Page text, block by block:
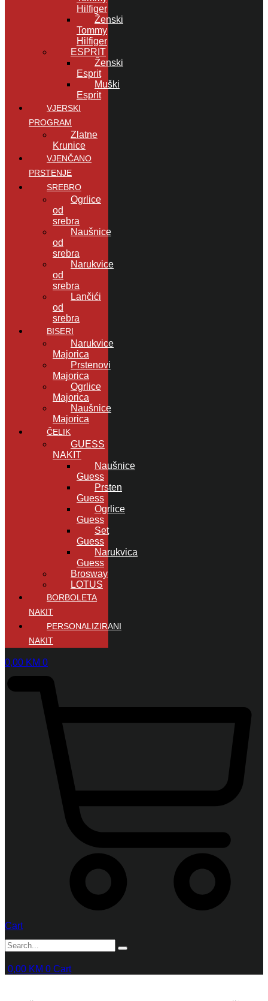
Hilfiger
Ženski
Tommy
Hilfiger
ESPRIT
Ženski
Esprit
Muški
Esprit
VJERSKI
PROGRAM
Zlatne
Krunice
VJENČANO
PRSTENJE
SREBRO
Ogrlice
od
srebra
Naušnice
od
srebra
Narukvice
od
srebra
Lančići
od
srebra
BISERI
Narukvice
Majorica
Prstenovi
Majorica
Ogrlice
Majorica
Naušnice
Majorica
ČELIK
GUESS
NAKIT
Naušnice
Guess
Prsten
Guess
Ogrlice
Guess
Set
Guess
Narukvica
Guess
Brosway
LOTUS
BORBOLETA
NAKIT
PERSONALIZIRANI
NAKIT
0,00 KM 0
Cart
0,00 KM 0 Cart